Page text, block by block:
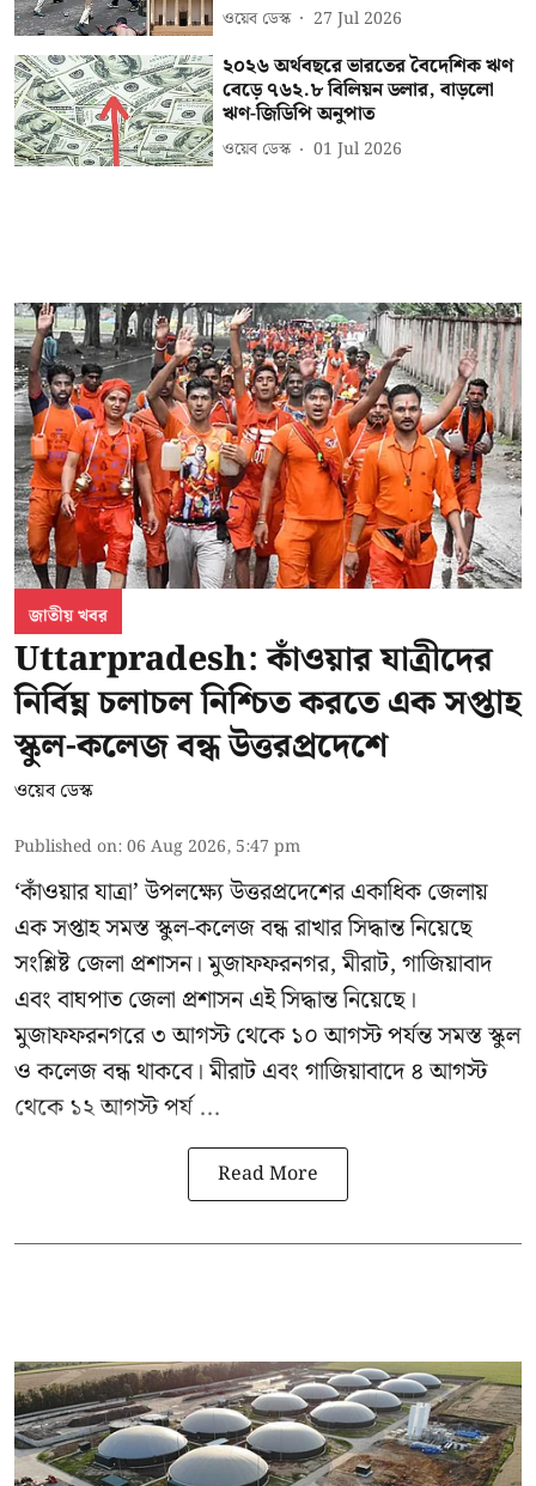
ওয়েব ডেস্ক 27 Jul 2026
২০২৬ অর্থবছরে ভারতের বৈদেশিক ঋণ
বেড়ে ৭৬২.৮ বিলিয়ন ডলার, বাড়লো
ঋণ-জিডিপি অনুপাত
ওয়েব ডেস্ক 01 Jul 2026
জাতীয় খবর
Uttarpradesh: কাঁওয়ার যাত্রীদের
নির্বিঘ্ন চলাচল নিশ্চিত করতে এক সপ্তাহ
স্কুল-কলেজ বন্ধ উত্তরপ্রদেশে
ওয়েব ডেস্ক
Published on:06 Aug 2026, 5:47 pm
‘কাঁওয়ার যাত্রা’উপলক্ষ্যে উত্তরপ্রদেশের একাধিক জেলায়
এক সপ্তাহ সমস্ত স্কুল-কলেজ বন্ধ রাখার সিদ্ধান্ত নিয়েছে
সংশ্লিষ্ট জেলা প্রশাসন। মুজাফফরনগর, মীরাট, গাজিয়াবাদ
এবং বাঘপাত জেলা প্রশাসন এই সিদ্ধান্ত নিয়েছে।
মুজাফফরনগরে ৩ আগস্ট থেকে ১০ আগস্ট পর্যন্ত সমস্ত স্কুল
ও কলেজ বন্ধ থাকবে। মীরাট এবং গাজিয়াবাদে ৪ আগস্ট
থেকে ১২ আগস্ট পর্য ...
Read More